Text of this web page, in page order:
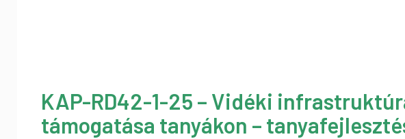
KAP-RD42-1-25 – Vidéki
támogatása tanyákon –